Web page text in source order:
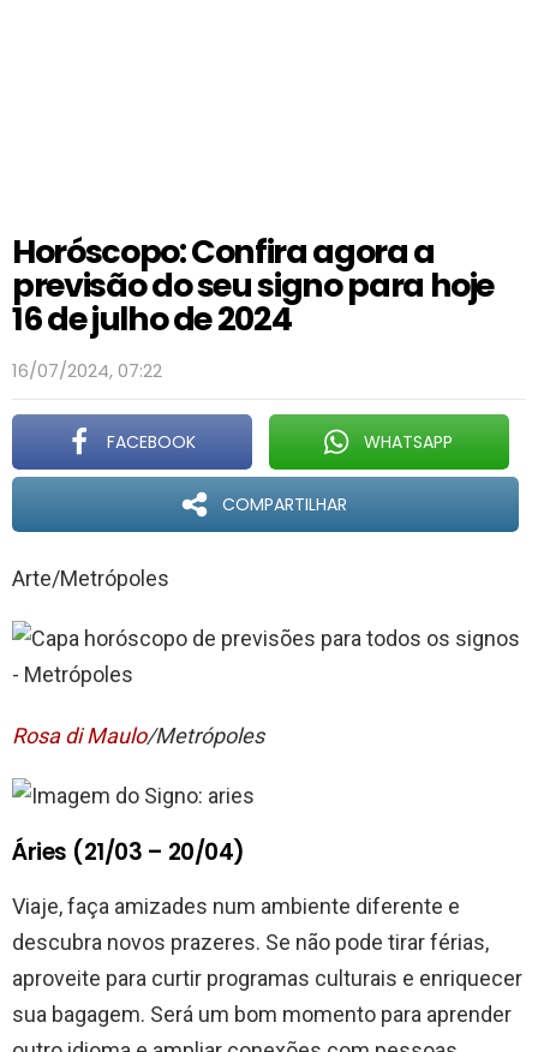
Horóscopo: Confira agora a
previsão do seu signo para hoje
16 de julho de 2024
16/07/2024, 07:22
FACEBOOK WHATSAPP
COMPARTILHAR
Arte/Metrópoles
Rosa di Maulo/Metrópoles
Áries (21/03 – 20/04)
Viaje, faça amizades num ambiente diferente e
descubra novos prazeres. Se não pode tirar férias,
aproveite para curtir programas culturais e enriquecer
sua bagagem. Será um bom momento para aprender